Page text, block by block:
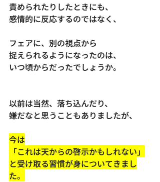
責められたりしたときにも、
感情的に反応するのではなく、
フェアに、別の視点から
捉えられるようになったのは、
いつ頃からだったでしょうか。
以前は当然、落ち込んだり、
嫌だなと思うこともありましたが、
今は
「これは天からの啓示かもしれない」
と受け取る習慣が身についてきまし
た。